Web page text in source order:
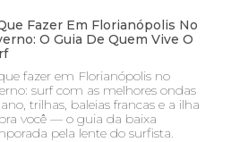
Fazer Em Florianópolis No
O Guia De Quem Vive O
fazer em Florianópolis no
surf com as melhores ondas
trilhas, baleias francas e a ilha
você — o guia da baixa
pela lente do surfista.